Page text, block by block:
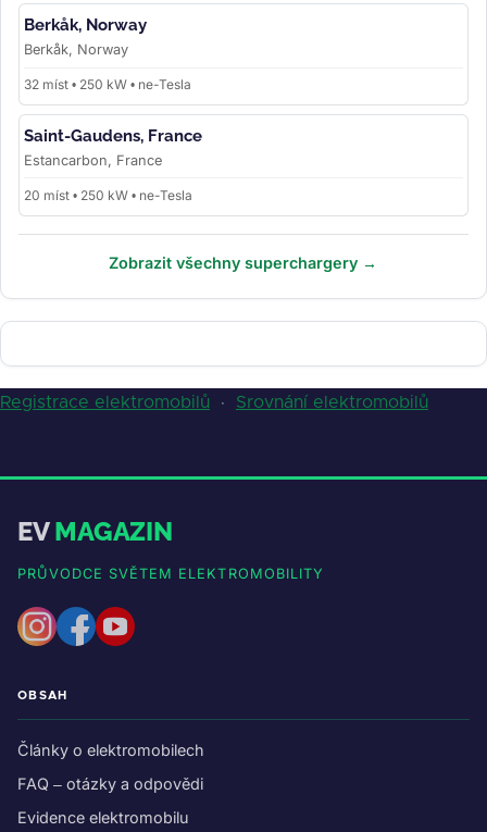
Berkåk, Norway
Berkåk, Norway
32 míst • 250 kW • ne-Tesla
Saint-Gaudens, France
Estancarbon, France
20 míst • 250 kW • ne-Tesla
Zobrazit všechny superchargery →
Registrace elektromobilů · Srovnání elektromobilů
EVMAGAZIN
PRŮVODCE SVĚTEM ELEKTROMOBILITY
OBSAH
Články o elektromobilech
FAQ – otázky a odpovědi
Evidence elektromobilu